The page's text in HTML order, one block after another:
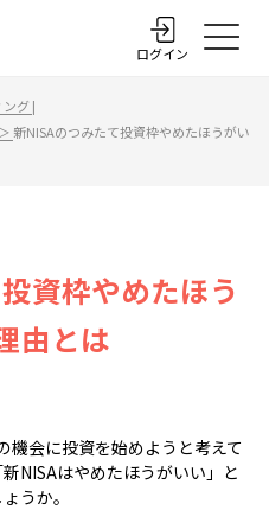
ログイン
グ |
新NISAのつみたて投資枠やめたほうがい
資枠やめたほう
由とは
機会に投資を始めようと考えて
NISAはやめたほうがいい」と
うか。